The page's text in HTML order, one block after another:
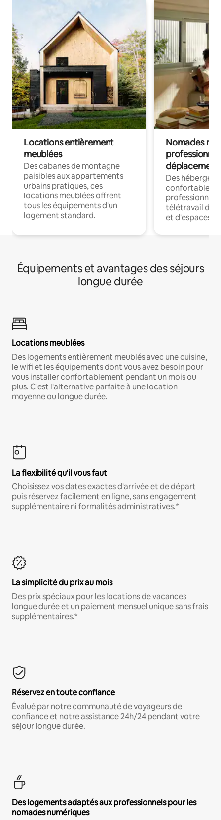
Locations entièrement
meublées
Des cabanes de montagne
paisibles aux appartements
urbains pratiques, ces
locations meublées offrent
tous les équipements d'un
logement standard.
Nomades
déplacement
Des
confortables
professionnels
télétravail
et d'espaces
Équipements et avantages des séjours
longue durée
Locations meublées
Des logements entièrement meublés avec une cuisine,
le wifi et les équipements dont vous avez besoin pour
vous installer confortablement pendant un mois ou
plus. C'est l'alternative parfaite à une location
moyenne ou longue durée.
La flexibilité qu'il vous faut
Choisissez vos dates exactes d'arrivée et de départ
puis réservez facilement en ligne, sans engagement
supplémentaire ni formalités administratives.*
La simplicité du prix au mois
Des prix spéciaux pour les locations de vacances
longue durée et un paiement mensuel unique sans frais
supplémentaires.*
Réservez en toute confiance
Évalué par notre communauté de voyageurs de
confiance et notre assistance 24h/24 pendant votre
séjour longue durée.
Des logements adaptés aux professionnels pour les
nomades numériques